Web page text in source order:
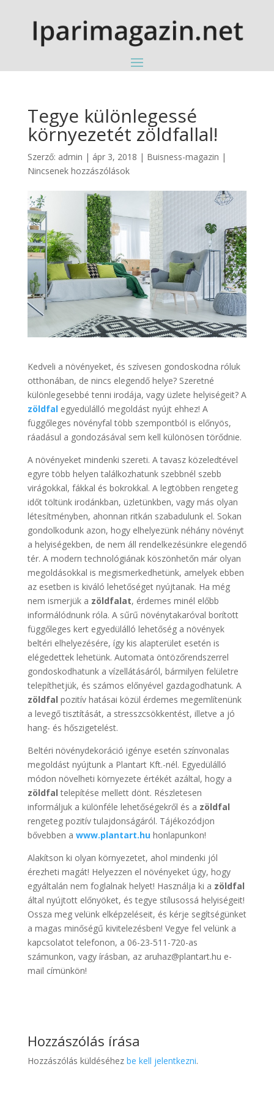
Tegye különlegessé
környezetét zöldfallal!
Szerző: admin | ápr 3, 2018 | Buisness-magazin |
Nincsenek hozzászólások
Kedveli a növényeket, és szívesen gondoskodna róluk
otthonában, de nincs elegendő helye? Szeretné
különlegesebbé tenni irodája, vagy üzlete helyiségeit? A
zöldfalegyedülálló megoldást nyújt ehhez! A
függőleges növényfal több szempontból is előnyös,
ráadásul a gondozásával sem kell különösen törődnie.
A növényeket mindenki szereti. A tavasz közeledtével
egyre több helyen találkozhatunk szebbnél szebb
virágokkal, fákkal és bokrokkal. A legtöbben rengeteg
időt töltünk irodánkban, üzletünkben, vagy más olyan
létesítményben, ahonnan ritkán szabadulunk el. Sokan
gondolkodunk azon, hogy elhelyezünk néhány növényt
a helyiségekben, de nem áll rendelkezésünkre elegendő
tér. A modern technológiának köszönhetőn már olyan
megoldásokkal is megismerkedhetünk, amelyek ebben
az esetben is kiváló lehetőséget nyújtanak. Ha még
nem ismerjük a zöldfalat, érdemes minél előbb
informálódnunk róla. A sűrű növénytakaróval borított
függőleges kert egyedülálló lehetőség a növények
beltéri elhelyezésére, így kis alapterület esetén is
elégedettek lehetünk. Automata öntözőrendszerrel
gondoskodhatunk a vízellátásáról, bármilyen felületre
telepíthetjük, és számos előnyével gazdagodhatunk. A
zöldfal pozitív hatásai közül érdemes megemlítenünk
a levegő tisztítását, a stresszcsökkentést, illetve a jó
hang- és hőszigetelést.
Beltéri növénydekoráció igénye esetén színvonalas
megoldást nyújtunk a Plantart Kft.-nél. Egyedülálló
módon növelheti környezete értékét azáltal, hogy a
zöldfaltelepítése mellett dönt. Részletesen
informáljuk a különféle lehetőségekről és a zöldfal
rengeteg pozitív tulajdonságáról. Tájékozódjon
bővebben a www.plantart.huhonlapunkon!
Alakítson ki olyan környezetet, ahol mindenki jól
érezheti magát! Helyezzen el növényeket úgy, hogy
egyáltalán nem foglalnak helyet! Használja ki a zöldfal
által nyújtott előnyöket, és tegye stílusossá helyiségeit!
Ossza meg velünk elképzeléseit, és kérje segítségünket
a magas minőségű kivitelezésben! Vegye fel velünk a
kapcsolatot telefonon, a 06-23-511-720-as
számunkon, vagy írásban, az aruhaz@plantart.hu e-
mail címünkön!
Hozzászólás írása
Hozzászólás küldéséhez be kell jelentkezni.